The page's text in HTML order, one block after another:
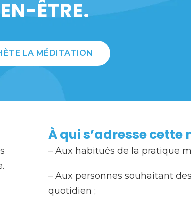
ÊTRE.
LA MÉDITATION
À qui s’adresse
– Aux habitués de la pratique
– Aux personnes souhaitant
quotidien ;